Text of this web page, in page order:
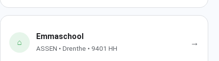
⌂
Emmaschool
ASSEN • Drenthe • 9401 HH
→